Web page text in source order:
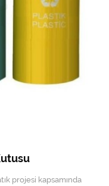
projesi kapsamında